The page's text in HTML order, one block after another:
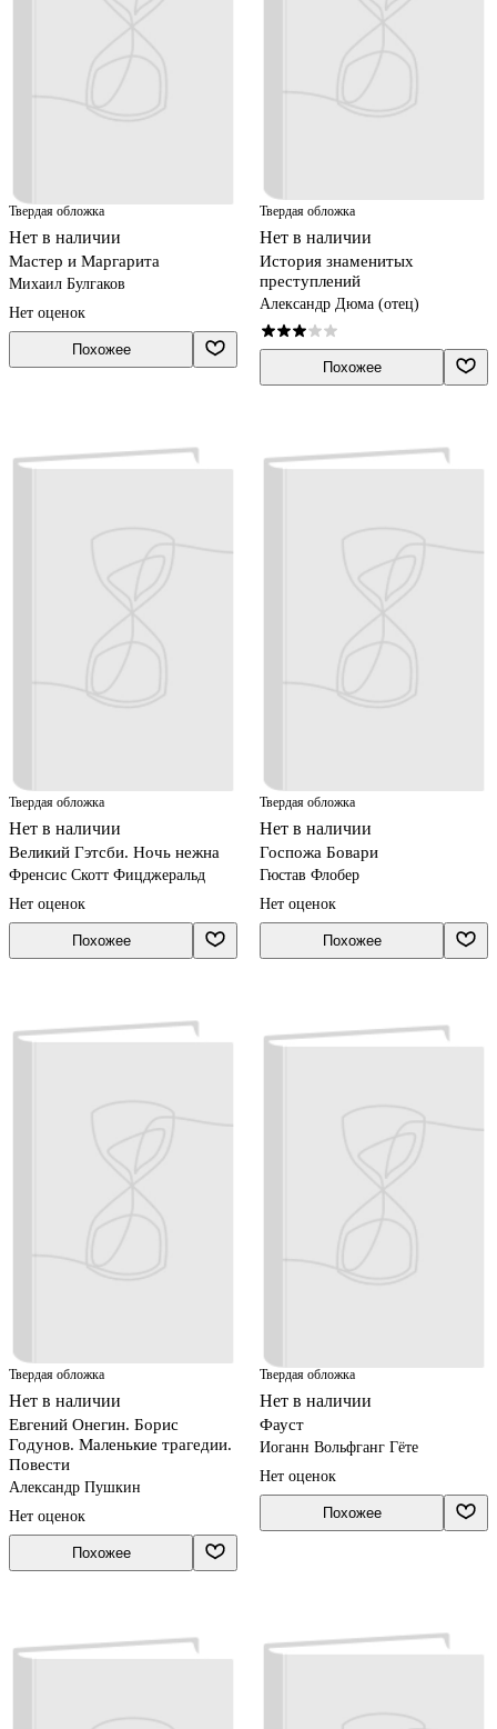
Твердая обложка
Нет в наличии
Мастер и Маргарита
Михаил Булгаков
Нет оценок
Похожее
Твердая обложка
Нет в наличии
История знаменитых
преступлений
Александр Дюма (отец)
Похожее
Твердая обложка
Нет в наличии
Великий Гэтсби. Ночь нежна
Френсис Скотт Фицджеральд
Нет оценок
Похожее
Твердая обложка
Нет в наличии
Госпожа Бовари
Гюстав Флобер
Нет оценок
Похожее
Твердая обложка
Нет в наличии
Евгений Онегин. Борис
Годунов. Маленькие трагедии.
Повести
Александр Пушкин
Нет оценок
Похожее
Твердая обложка
Нет в наличии
Фауст
Иоганн Вольфганг Гёте
Нет оценок
Похожее